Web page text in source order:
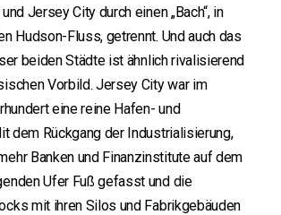
Jersey City durch einen „Bach“, in
Hudson-Fluss, getrennt. Und auch das
beiden Städte ist ähnlich rivalisierend
Vorbild. Jersey City war im
eine reine Hafen- und
dem Rückgang der Industrialisierung,
Banken und Finanzinstitute auf dem
Ufer Fuß gefasst und die
mit ihren Silos und Fabrikgebäuden